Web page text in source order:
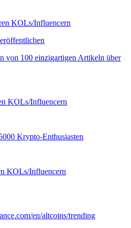
KOLs/Influencern
von 100 einzigartigen Artikeln über
KOLs/Influencern
Krypto-Enthusiasten
KOLs/Influencern
en/altcoins/trending